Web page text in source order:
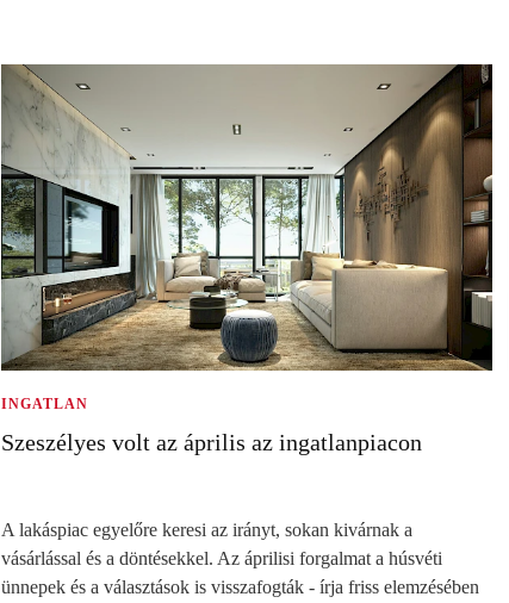
INGATLAN
Szeszélyes volt az április az ingatlanpiacon
A lakáspiac egyelőre keresi az irányt, sokan kivárnak a
vásárlással és a döntésekkel. Az áprilisi forgalmat a húsvéti
ünnepek és a választások is visszafogták - írja friss elemzésében